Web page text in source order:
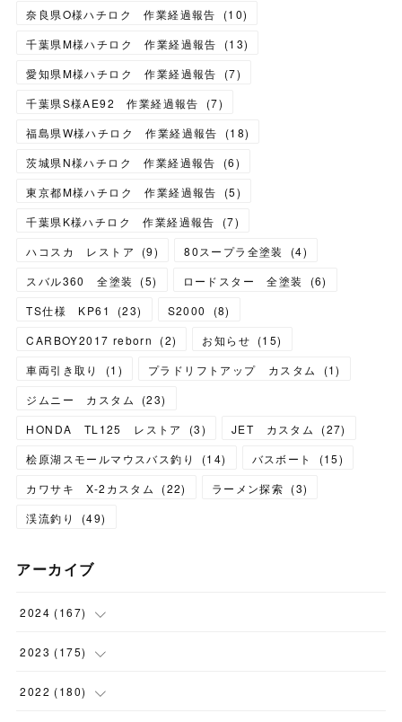
奈良県O様ハチロク 作業経過報告
(10)
千葉県M様ハチロク 作業経過報告
(13)
愛知県M様ハチロク 作業経過報告
(7)
千葉県S様AE92 作業経過報告
(7)
福島県W様ハチロク 作業経過報告
(18)
茨城県N様ハチロク 作業経過報告
(6)
東京都M様ハチロク 作業経過報告
(5)
千葉県K様ハチロク 作業経過報告
(7)
ハコスカ レストア
(9) 80スープラ全塗装 (4)
スバル360 全塗装
(5) ロードスター 全塗装 (6)
TS仕様 KP61
(23) S2000 (8)
CARBOY2017 reborn
(2) お知らせ (15)
車両引き取り
(1 ) プラドリフトアップ カスタム (1)
ジムニー カスタム
(23)
HONDA TL125 レストア
(3) JET カスタム (27)
桧原湖スモールマウスバス釣り
(14) バスボート (15)
カワサキ X-2カスタム
(22) ラーメン探索 (3)
渓流釣り
(49)
アーカイブ
2024 (167)
(11)
(24)
2023 (175)
(12)
2022 (180)